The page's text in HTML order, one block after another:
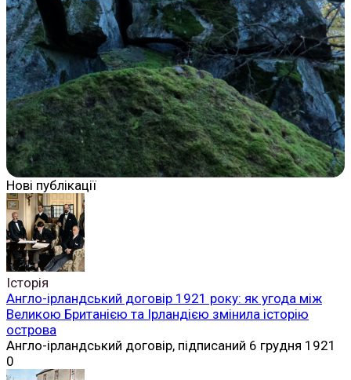
Нові публікації
Історія
Англо-ірландський договір 1921 року: як угода між
Великою Британією та Ірландією змінила історію
острова
Англо-ірландський договір, підписаний 6 грудня 1921
0